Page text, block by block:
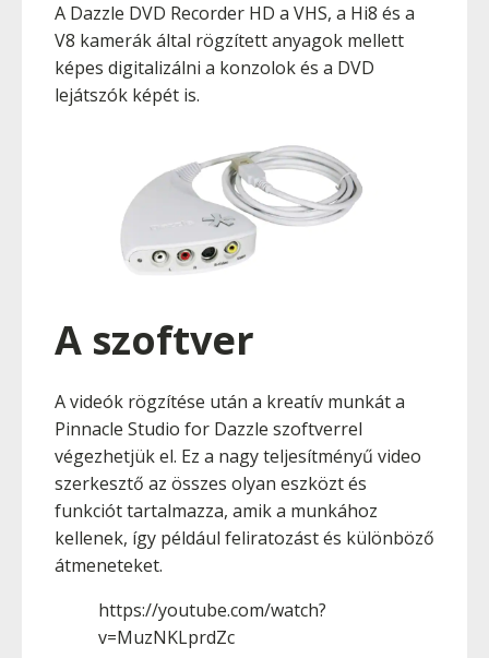
A Dazzle DVD Recorder HD a VHS, a Hi8 és a
V8 kamerák által rögzített anyagok mellett
képes digitalizálni a konzolok és a DVD
lejátszók képét is.
A szoftver
A videók rögzítése után a kreatív munkát a
Pinnacle Studio for Dazzle szoftverrel
végezhetjük el. Ez a nagy teljesítményű video
szerkesztő az összes olyan eszközt és
funkciót tartalmazza, amik a munkához
kellenek, így például feliratozást és különböző
átmeneteket.
https://youtube.com/watch?
v=MuzNKLprdZc